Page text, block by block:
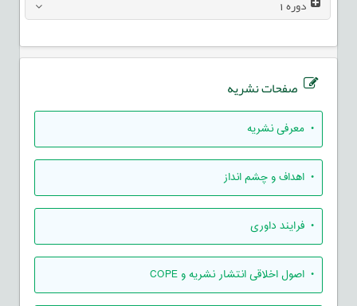
دوره1
صفحات نشریه
• معرفی نشریه
• اهداف و چشم انداز
• فرایند داوری
• اصول اخلاقی انتشار نشریه و COPE